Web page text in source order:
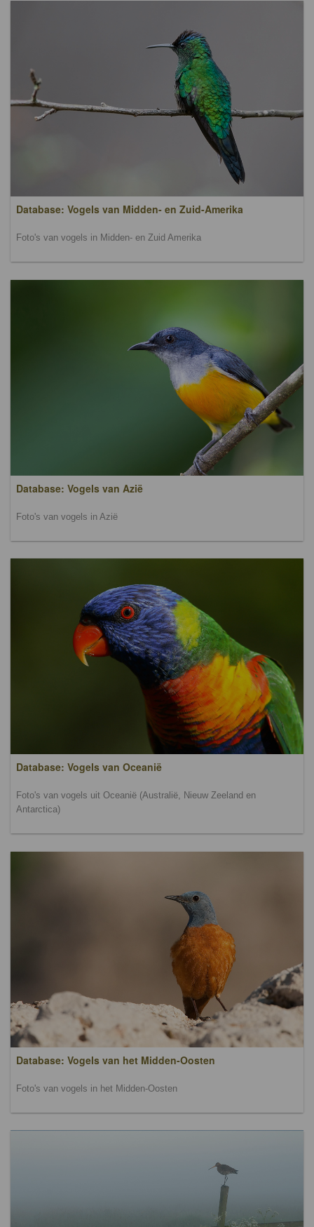
Database: Vogels van Midden- en Zuid-Amerika
Foto's van vogels in Midden- en Zuid Amerika
Database: Vogels van Azië
Foto's van vogels in Azië
Database: Vogels van Oceanië
Foto's van vogels uit Oceanië (Australië, Nieuw Zeeland en
Antarctica)
Database: Vogels van het Midden-Oosten
Foto's van vogels in het Midden-Oosten